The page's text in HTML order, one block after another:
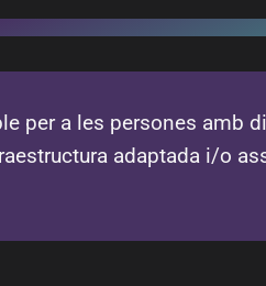
per a les persones amb
adaptada i/o